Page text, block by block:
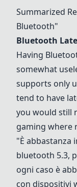
Summarized
Bluetooth"
Bluetooth
Having
somewhat
supports only
tend to have
you would still
gaming where
"È abbastanza
bluetooth 5.3,
ogni caso è
con dispositivi